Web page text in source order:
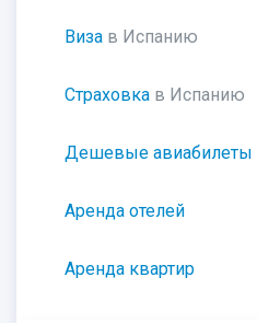
Виза в Испанию
Страховка в Испанию
Дешевые авиабилеты
Аренда отелей
Аренда квартир